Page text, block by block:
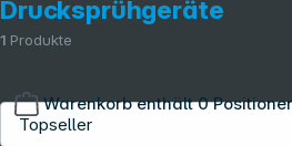
Warenkorb enthält 0
Drucksprühgeräte
1 Produkte
Copyright © 2001 - 2026 dexxIT.